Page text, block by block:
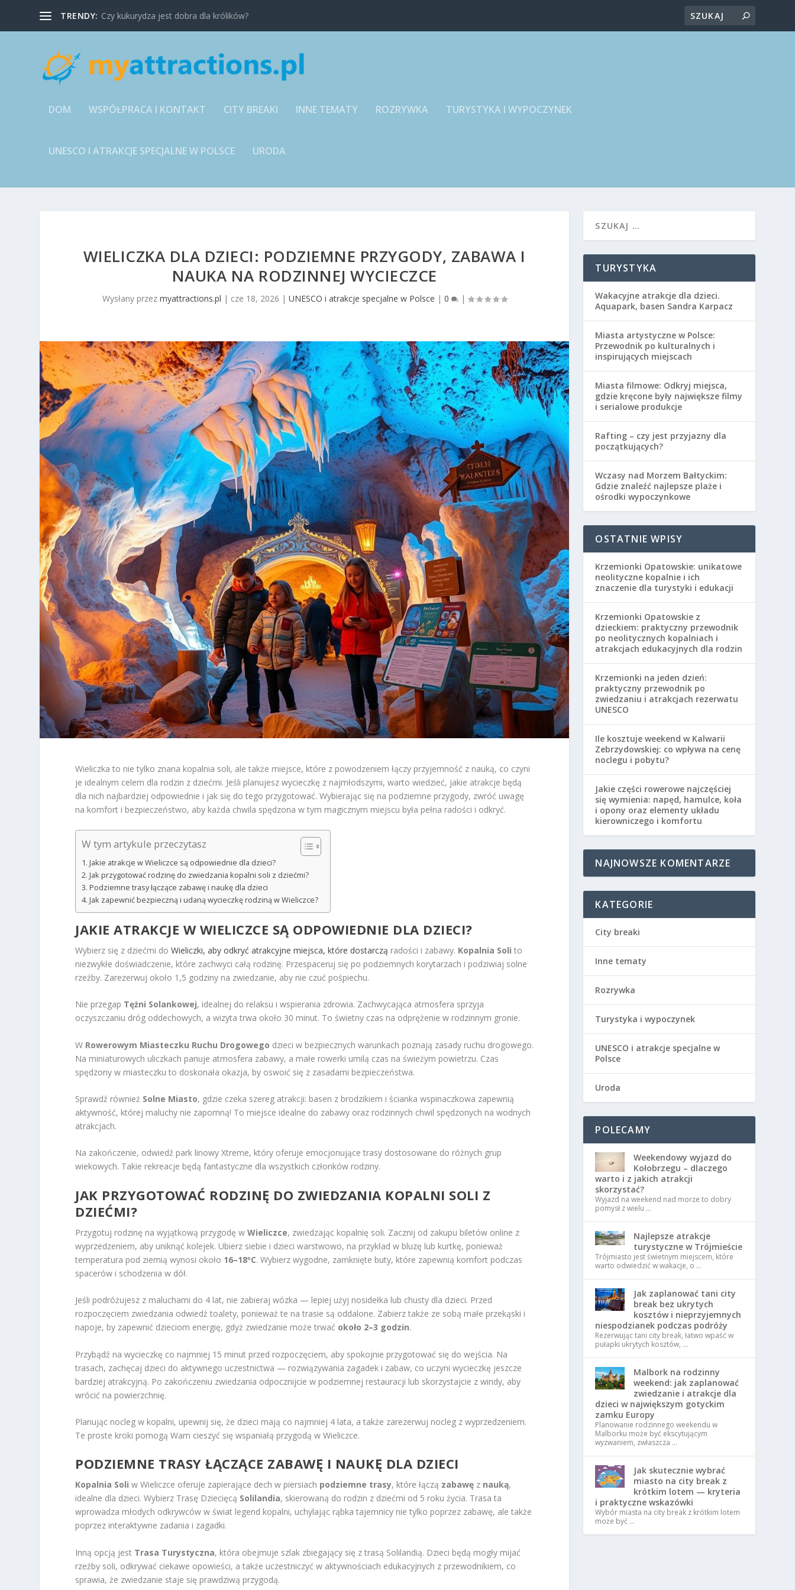
TRENDY: Czy kukurydza jest dobra dla królików?
DOM WSPÓŁPRACA I KONTAKT CITY BREAKI INNE TEMATY ROZRYWKA TURYSTYKA I WYPOCZYNEK
UNESCO I ATRAKCJE SPECJALNE W POLSCE URODA
WIELICZKA DLA DZIECI: PODZIEMNE PRZYGODY, ZABAWA I
NAUKA NA RODZINNEJ WYCIECZCE
Wysłany przez myattractions.pl | cze 18, 2026 | UNESCO i atrakcje specjalne w Polsce | 0 |
Wieliczka to nie tylko znana kopalnia soli, ale także miejsce, które z powodzeniem łączy przyjemność z nauką, co czyni
je idealnym celem dla rodzin z dziećmi. Jeśli planujesz wycieczkę z najmłodszymi, warto wiedzieć, jakie atrakcje będą
dla nich najbardziej odpowiednie i jak się do tego przygotować. Wybierając się na podziemne przygody, zwróć uwagę
na komfort i bezpieczeństwo, aby każda chwila spędzona w tym magicznym miejscu była pełna radości i odkryć.
W tym artykule przeczytasz
Jakie atrakcje w Wieliczce są odpowiednie dla dzieci?
Jak przygotować rodzinę do zwiedzania kopalni soli z dziećmi?
Podziemne trasy łączące zabawę i naukę dla dzieci
Jak zapewnić bezpieczną i udaną wycieczkę rodziną w Wieliczce?
JAKIE ATRAKCJE W WIELICZCE SĄ ODPOWIEDNIE DLA DZIECI?
Wybierz się z dziećmi doWieliczki, aby odkryć atrakcyjne miejsca, które dostarczą radości i zabawy. Kopalnia Soli to
niezwykłe doświadczenie, które zachwyci całą rodzinę. Przespaceruj się po podziemnych korytarzach i podziwiaj solne
rzeźby. Zarezerwuj około 1,5 godziny na zwiedzanie, aby nie czuć pośpiechu.
Nie przegap Tężni Solankowej, idealnej do relaksu i wspierania zdrowia. Zachwycająca atmosfera sprzyja
oczyszczaniu dróg oddechowych, a wizyta trwa około 30 minut. To świetny czas na odprężenie w rodzinnym gronie.
W Rowerowym Miasteczku Ruchu Drogowego dzieci w bezpiecznych warunkach poznają zasady ruchu drogowego.
Na miniaturowych uliczkach panuje atmosfera zabawy, a małe rowerki umilą czas na świeżym powietrzu. Czas
spędzony w miasteczku to doskonała okazja, by oswoić się z zasadami bezpieczeństwa.
Sprawdź również Solne Miasto, gdzie czeka szereg atrakcji: basen z brodzikiem i ścianka wspinaczkowa zapewnią
aktywność, której maluchy nie zapomną! To miejsce idealne do zabawy oraz rodzinnych chwil spędzonych na wodnych
atrakcjach.
Na zakończenie, odwiedź park linowy Xtreme, który oferuje emocjonujące trasy dostosowane do różnych grup
wiekowych. Takie rekreacje będą fantastyczne dla wszystkich członków rodziny.
JAK PRZYGOTOWAĆ RODZINĘ DO ZWIEDZANIA KOPALNI SOLI Z
DZIEĆMI?
Przygotuj rodzinę na wyjątkową przygodę wWieliczce, zwiedzając kopalnię soli. Zacznij od zakupu biletów online z
wyprzedzeniem, aby uniknąć kolejek. Ubierz siebie i dzieci warstwowo, na przykład w bluzę lub kurtkę, ponieważ
temperatura pod ziemią wynosi około 16–18ºC. Wybierz wygodne, zamknięte buty, które zapewnią komfort podczas
spacerów i schodzenia w dół.
Jeśli podróżujesz z maluchami do 4 lat, nie zabieraj wózka — lepiej użyj nosidełka lub chusty dla dzieci. Przed
rozpoczęciem zwiedzania odwiedź toalety, ponieważ te na trasie są oddalone. Zabierz także ze sobą małe przekąski i
napoje, by zapewnić dzieciom energię, gdyż zwiedzanie może trwać około 2–3 godzin.
Przybądź na wycieczkę co najmniej 15 minut przed rozpoczęciem, aby spokojnie przygotować się do wejścia. Na
trasach, zachęcaj dzieci do aktywnego uczestnictwa — rozwiązywania zagadek i zabaw, co uczyni wycieczkę jeszcze
bardziej atrakcyjną. Po zakończeniu zwiedzania odpocznijcie w podziemnej restauracji lub skorzystajcie z windy, aby
wrócić na powierzchnię.
Planując nocleg w kopalni, upewnij się, że dzieci mają co najmniej 4 lata, a także zarezerwuj nocleg z wyprzedzeniem.
Te proste kroki pomogą Wam cieszyć się wspaniałą przygodą w Wieliczce.
PODZIEMNE TRASY ŁĄCZĄCE ZABAWĘ I NAUKĘ DLA DZIECI
Kopalnia Soli w Wieliczce oferuje zapierające dech w piersiach podziemne trasy, które łączą zabawę z nauką,
idealne dla dzieci. Wybierz Trasę Dziecięcą Solilandia, skierowaną do rodzin z dziećmi od 5 roku życia. Trasa ta
wprowadza młodych odkrywców w świat legend kopalni, uchylając rąbka tajemnicy nie tylko poprzez zabawę, ale także
poprzez interaktywne zadania i zagadki.
Inną opcją jest Trasa Turystyczna, która obejmuje szlak zbiegający się z trasą Solilandią. Dzieci będą mogły mijać
rzeźby soli, odkrywać ciekawe opowieści, a także uczestniczyć w aktywnościach edukacyjnych z przewodnikiem, co
sprawia, że zwiedzanie staje się prawdziwą przygodą.
TURYSTYKA
Wakacyjne atrakcje dla dzieci.
Aquapark, basen Sandra Karpacz
Miasta artystyczne w Polsce:
Przewodnik po kulturalnych i
inspirujących miejscach
Miasta filmowe: Odkryj miejsca,
gdzie kręcone były największe filmy
i serialowe produkcje
Rafting – czy jest przyjazny dla
początkujących?
Wczasy nad Morzem Bałtyckim:
Gdzie znaleźć najlepsze plaże i
ośrodki wypoczynkowe
OSTATNIE WPISY
Krzemionki Opatowskie: unikatowe
neolityczne kopalnie i ich
znaczenie dla turystyki i edukacji
Krzemionki Opatowskie z
dzieckiem: praktyczny przewodnik
po neolitycznych kopalniach i
atrakcjach edukacyjnych dla rodzin
Krzemionki na jeden dzień:
praktyczny przewodnik po
zwiedzaniu i atrakcjach rezerwatu
UNESCO
Ile kosztuje weekend w Kalwarii
Zebrzydowskiej: co wpływa na cenę
noclegu i pobytu?
Jakie części rowerowe najczęściej
się wymienia: napęd, hamulce, koła
i opony oraz elementy układu
kierowniczego i komfortu
NAJNOWSZE KOMENTARZE
KATEGORIE
City breaki
Inne tematy
Rozrywka
Turystyka i wypoczynek
UNESCO i atrakcje specjalne w
Polsce
Uroda
POLECAMY
Weekendowy wyjazd do
Kołobrzegu – dlaczego
warto i z jakich atrakcji
skorzystać?
Wyjazd na weekend nad morze to dobry
pomysł z wielu …
Najlepsze atrakcje
turystyczne w Trójmieście
Trójmiasto jest świetnym miejscem, które
warto odwiedzić w wakacje, o …
Jak zaplanować tani city
break bez ukrytych
kosztów i nieprzyjemnych
niespodzianek podczas podróży
Rezerwując tani city break, łatwo wpaść w
pułapki ukrytych kosztów, …
Malbork na rodzinny
weekend: jak zaplanować
zwiedzanie i atrakcje dla
dzieci w największym gotyckim
zamku Europy
Planowanie rodzinnego weekendu w
Malborku może być ekscytującym
wyzwaniem, zwłaszcza …
Jak skutecznie wybrać
miasto na city break z
krótkim lotem — kryteria
i praktyczne wskazówki
Wybór miasta na city break z krótkim lotem
może być …